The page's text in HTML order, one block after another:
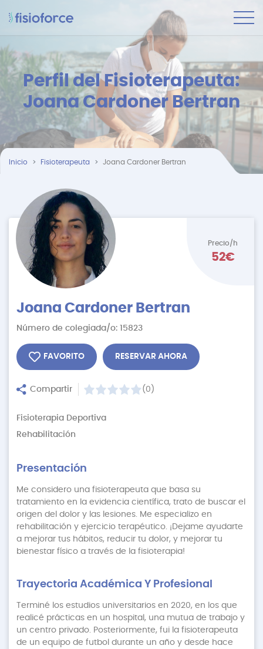
Perfil del Fisioterapeuta:
Joana Cardoner Bertran
Inicio Fisioterapeuta Joana Cardoner Bertran
Precio/h
52€
Joana Cardoner Bertran
Número de colegiada/o: 15823
FAVORITO RESERVAR AHORA
Compartir (0)
Fisioterapia Deportiva
Rehabilitación
Presentación
Me considero una fisioterapeuta que basa su
tratamiento en la evidencia científica, trato de buscar el
origen del dolor y las lesiones. Me especializo en
rehabilitación y ejercicio terapéutico. ¡Dejame ayudarte
a mejorar tus hábitos, reducir tu dolor, y mejorar tu
bienestar físico a través de la fisioterapia!
Trayectoria Académica Y Profesional
Terminé los estudios universitarios en 2020, en los que
realicé prácticas en un hospital, una mutua de trabajo y
un centro privado. Posteriormente, fui la fisioterapeuta
de un equipo de futbol durante un año y desde hace